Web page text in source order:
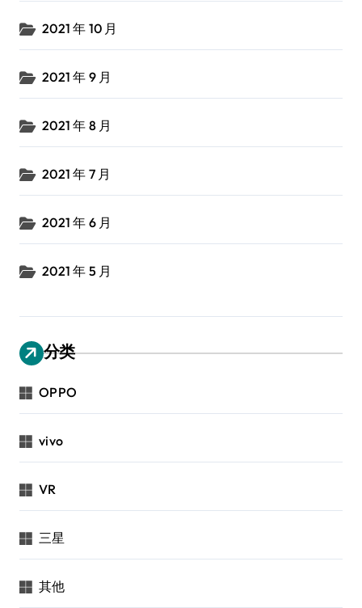
2021 年 10 月
2021 年 9 月
2021 年 8 月
2021 年 7 月
2021 年 6 月
2021 年 5 月
分类
OPPO
vivo
VR
三星
其他